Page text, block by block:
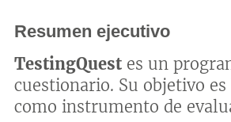
Resumen ejecutivo
TestingQuest es un
cuestionario. Su objetivo
como instrumento de